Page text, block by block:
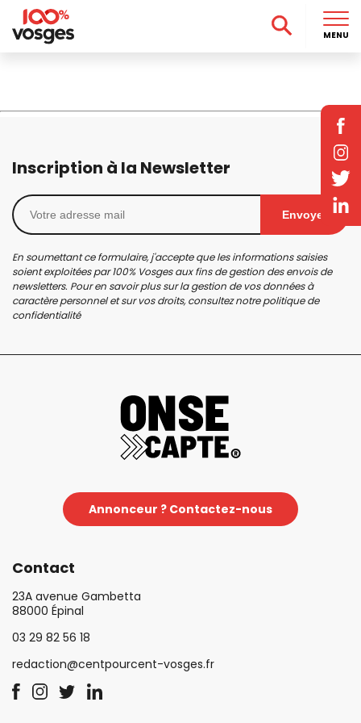
Inscription à la Newsletter
Envoyer
En soumettant ce formulaire, j'accepte que les informations saisies
soient exploitées par 100% Vosges aux fins de gestion des envois de
newsletters. Pour en savoir plus sur la gestion de vos données à
caractère personnel et sur vos droits, consultez notrepolitique de
confidentialité
Annonceur ? Contactez-nous
Contact
23A avenue Gambetta
88000 Épinal
03 29 82 56 18
redaction@centpourcent-vosges.fr
MENU